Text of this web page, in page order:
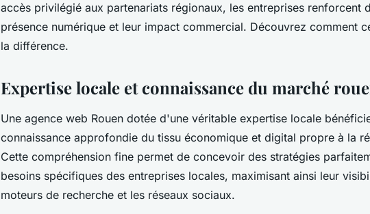
accès privilégié aux partenariats régionaux, les entreprises renforcent
présence numérique et leur impact commercial. Découvrez comment
la différence.
Expertise locale et connaissance du marché
Une agence web Rouen dotée d'une véritable expertise locale
connaissance approfondie du tissu économique et digital propre à la
Cette compréhension fine permet de concevoir des stratégies
besoins spécifiques des entreprises locales, maximisant ainsi leur
moteurs de recherche et les réseaux sociaux.